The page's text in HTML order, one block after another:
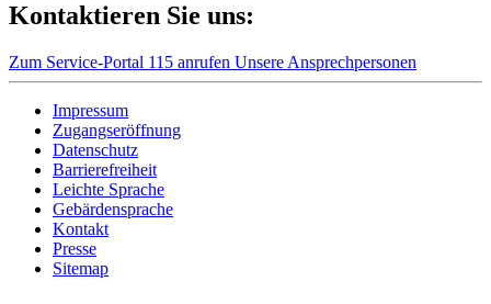
Kontaktieren Sie uns:
Zum Service-Portal 115 anrufen Unsere Ansprechpersonen
Impressum
Zugangseröffnung
Datenschutz
Barrierefreiheit
Leichte Sprache
Gebärdensprache
Kontakt
Presse
Sitemap